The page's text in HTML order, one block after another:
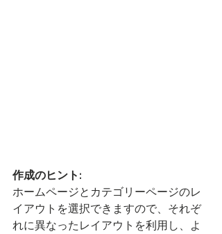
作成のヒント:
ホームページとカテゴリーページのレ
イアウトを選択できますので、それぞ
れに異なったレイアウトを利用し、よ